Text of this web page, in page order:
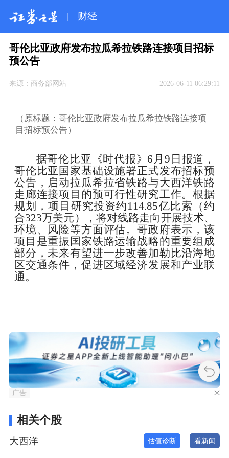
| 财经
哥伦比亚政府发布拉瓜希拉铁路连接项目招标
预公告
来源： 商务部网站 2026-06-11 06:29:11
（原标题：哥伦比亚政府发布拉瓜希拉铁路连接项
目招标预公告）
据哥伦比亚《时代报》 6 月 9 日报道，
哥伦比亚国家基础设施署正式发布招标预
公告，启动拉瓜希拉省铁路与大西洋铁路
走廊连接项目的预可行性研究工作。根据
规划，项目研究投资约114.85亿比索（约
合323万美元），将对线路走向开展技术、
环境、风险等方面评估。哥政府表示，该
项目是重振国家铁路运输战略的重要组成
部分，未来有望进一步改善加勒比沿海地
区交通条件，促进区域经济发展和产业联
通。
广告
相关个股
大西洋 估值诊断 看新闻